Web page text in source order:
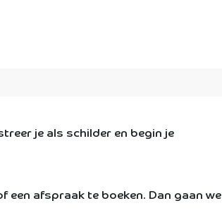
je als schilder en begin je
een afspraak te boeken. Dan gaan we